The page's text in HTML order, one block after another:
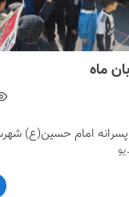
00:00
پسرانه امام حسین(ع)